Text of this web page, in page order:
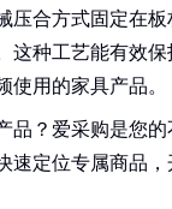
压合方式固定在
这种工艺能有效
使用的家具产品。
品？爱采购是您
速定位专属商品